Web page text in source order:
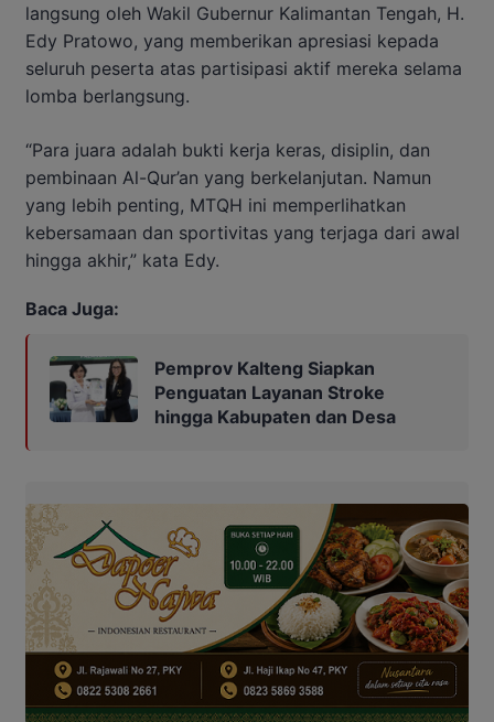
langsung oleh Wakil Gubernur Kalimantan Tengah, H.
Edy Pratowo, yang memberikan apresiasi kepada
seluruh peserta atas partisipasi aktif mereka selama
lomba berlangsung.
“Para juara adalah bukti kerja keras, disiplin, dan
pembinaan Al-Qur’an yang berkelanjutan. Namun
yang lebih penting, MTQH ini memperlihatkan
kebersamaan dan sportivitas yang terjaga dari awal
hingga akhir,” kata Edy.
Baca Juga:
Pemprov Kalteng Siapkan
Penguatan Layanan Stroke
hingga Kabupaten dan Desa